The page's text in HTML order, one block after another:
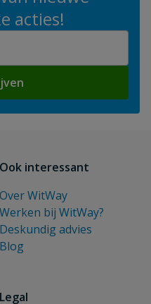
acties!
Ook interessant
Over WitWay
Werken bij WitWay?
Deskundig advies
Blog
Legal